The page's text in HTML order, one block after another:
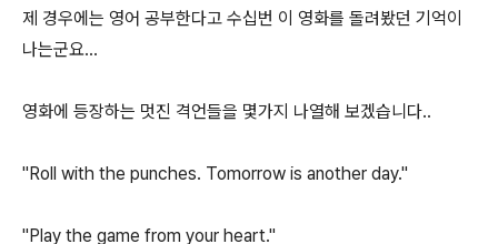
제 경우에는 영어 공부한다고 수십번 이 영화를 돌려봤던 기억이
나는군요...
영화에 등장하는 멋진 격언들을 몇가지 나열해 보겠습니다..
"Roll with the punches. Tomorrow is another day."
"Play the game from your heart."